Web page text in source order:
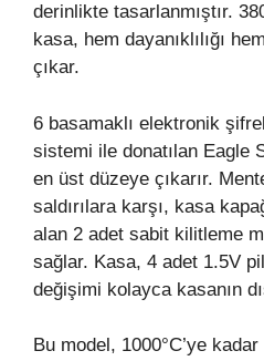
derinlikte tasarlanmıştır.
kasa, hem dayanıklılığı
çıkar.
6 basamaklı elektronik
sistemi ile donatılan Eagle
en üst düzeye çıkarır.
saldırılara karşı, kasa
alan 2 adet sabit kilitleme
sağlar. Kasa, 4 adet 1.5V
değişimi kolayca kasanın
Bu model, 1000°C’ye